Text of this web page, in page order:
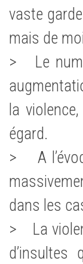
vaste
mais de
> Le
la
égard.
> A
dans les
> La
d’insultes